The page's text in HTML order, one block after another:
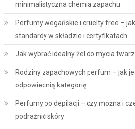
minimalistyczna chemia zapachu
Perfumy wegańskie i cruelty free –
standardy w składzie i certyfikatach
Jak wybrać idealny żel do mycia
Rodziny zapachowych perfum – jak
odpowiednią kategorię
Perfumy po depilacji – czy można i
podrażnić skóry